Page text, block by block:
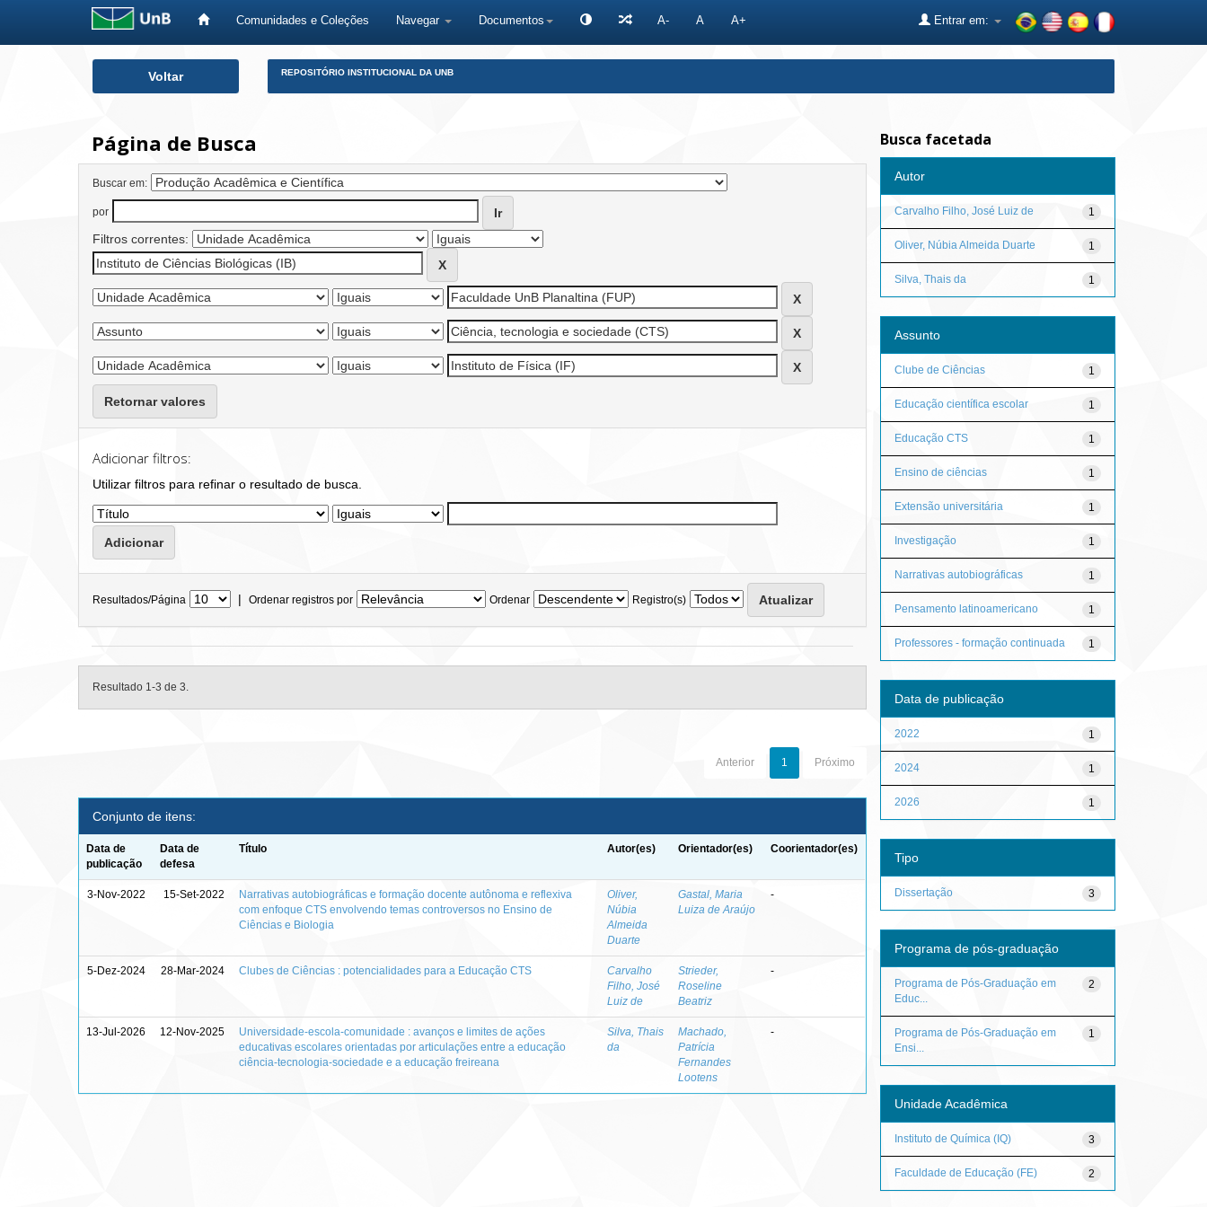
Comunidades e Coleções Navegar Documentos A- A A+ Entrar em:
Voltar REPOSITÓRIO INSTITUCIONAL DA UNB
Página de Busca
Buscar em:
por
Filtros correntes:
Retornar valores
Adicionar filtros:
Utilizar filtros para refinar o resultado de busca.
Resultados/Página | Ordenar registros por Ordenar Registro(s)
Resultado 1-3 de 3.
Anterior 1 Próximo
Conjunto de itens:
Data de
publicação
Data de
defesa
Título Autor(es) Orientador(es) Coorientador(es)
3-Nov-2022 15-Set-2022
Narrativas autobiográficas e formação docente autônoma e reflexiva
com enfoque CTS envolvendo temas controversos no Ensino de
Ciências e Biologia
Oliver,
Núbia
Almeida
Duarte
Gastal, Maria
Luiza de Araújo
-
5-Dez-2024 28-Mar-2024 Clubes de Ciências : potencialidades para a Educação CTS
Carvalho
Filho, José
Luiz de
Strieder,
Roseline
Beatriz
-
13-Jul-2026 12-Nov-2025
Universidade-escola-comunidade : avanços e limites de ações
educativas escolares orientadas por articulações entre a educação
ciência-tecnologia-sociedade e a educação freireana
Silva, Thais
da
Machado,
Patrícia
Fernandes
Lootens
-
Busca facetada
Autor
1
Carvalho Filho, José Luiz de
1
Oliver, Núbia Almeida Duarte
1
Silva, Thais da
Assunto
1
Clube de Ciências
1
Educação científica escolar
1
Educação CTS
1
Ensino de ciências
1
Extensão universitária
1
Investigação
1
Narrativas autobiográficas
1
Pensamento latinoamericano
1
Professores - formação continuada
Data de publicação
1
2022
1
2024
1
2026
Tipo
3
Dissertação
Programa de pós-graduação
2
Programa de Pós-Graduação em
Educ...
1
Programa de Pós-Graduação em
Ensi...
Unidade Acadêmica
3
Instituto de Química (IQ)
2
Faculdade de Educação (FE)